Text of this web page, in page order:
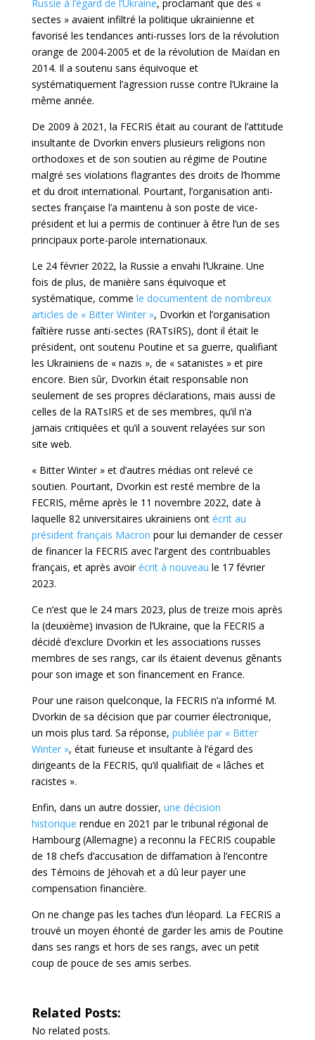
Russie à l’égard de l’Ukraine, proclamant que des «
sectes » avaient infiltré la politique ukrainienne et
favorisé les tendances anti-russes lors de la révolution
orange de 2004-2005 et de la révolution de Maïdan en
2014. Il a soutenu sans équivoque et
systématiquement l’agression russe contre l’Ukraine la
même année.
De 2009 à 2021, la FECRIS était au courant de l’attitude
insultante de Dvorkin envers plusieurs religions non
orthodoxes et de son soutien au régime de Poutine
malgré ses violations flagrantes des droits de l’homme
et du droit international. Pourtant, l’organisation anti-
sectes française l’a maintenu à son poste de vice-
président et lui a permis de continuer à être l’un de ses
principaux porte-parole internationaux.
Le 24 février 2022, la Russie a envahi l’Ukraine. Une
fois de plus, de manière sans équivoque et
systématique, comme le documentent de nombreux
articles de « Bitter Winter », Dvorkin et l’organisation
faîtière russe anti-sectes (RATsIRS), dont il était le
président, ont soutenu Poutine et sa guerre, qualifiant
les Ukrainiens de « nazis », de « satanistes » et pire
encore. Bien sûr, Dvorkin était responsable non
seulement de ses propres déclarations, mais aussi de
celles de la RATsIRS et de ses membres, qu’il n’a
jamais critiquées et qu’il a souvent relayées sur son
site web.
« Bitter Winter » et d’autres médias ont relevé ce
soutien. Pourtant, Dvorkin est resté membre de la
FECRIS, même après le 11 novembre 2022, date à
laquelle 82 universitaires ukrainiens ont écrit au
président français Macron pour lui demander de cesser
de financer la FECRIS avec l’argent des contribuables
français, et après avoirécrit à nouveau le 17 février
2023.
Ce n’est que le 24 mars 2023, plus de treize mois après
la (deuxième) invasion de l’Ukraine, que la FECRIS a
décidé d’exclure Dvorkin et les associations russes
membres de ses rangs, car ils étaient devenus gênants
pour son image et son financement en France.
Pour une raison quelconque, la FECRIS n’a informé M.
Dvorkin de sa décision que par courrier électronique,
un mois plus tard. Sa réponse, publiée par « Bitter
Winter », était furieuse et insultante à l’égard des
dirigeants de la FECRIS, qu’il qualifiait de « lâches et
racistes ».
Enfin, dans un autre dossier, une décision
historique rendue en 2021 par le tribunal régional de
Hambourg (Allemagne) a reconnu la FECRIS coupable
de 18 chefs d’accusation de diffamation à l’encontre
des Témoins de Jéhovah et a dû leur payer une
compensation financière.
On ne change pas les taches d’un léopard. La FECRIS a
trouvé un moyen éhonté de garder les amis de Poutine
dans ses rangs et hors de ses rangs, avec un petit
coup de pouce de ses amis serbes.
Related Posts:
No related posts.